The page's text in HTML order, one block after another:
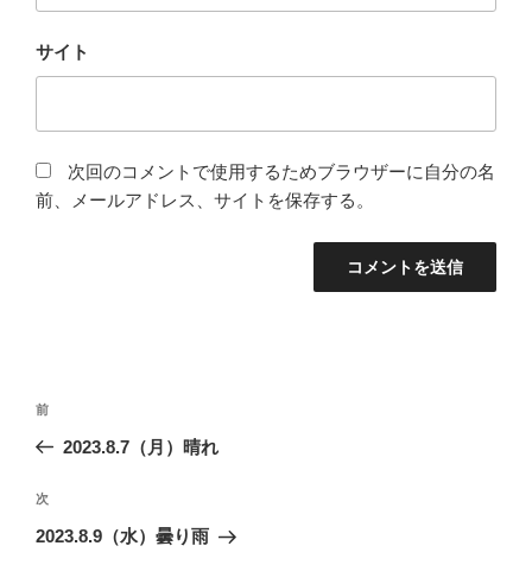
サイト
次回のコメントで使用するためブラウザーに自分の名
前、メールアドレス、サイトを保存する。
投
ビ
ゲ
前
の
稿
前
2023.8.7（月）晴れ
次
の
次
2023.8.9（水）曇り雨